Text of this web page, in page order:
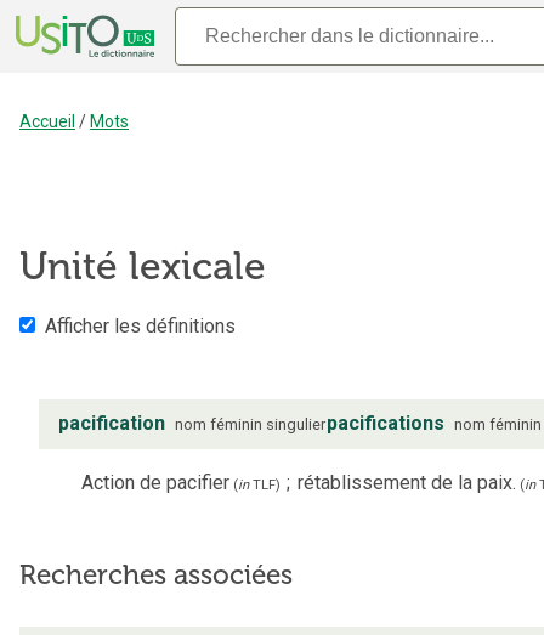
Accueil / Mots
Unité lexicale
Afficher les définitions
pacification nom féminin singulierpacifications nom féminin
Action de pacifier (inTLF) ; rétablissement de la paix. (in
Recherches associées